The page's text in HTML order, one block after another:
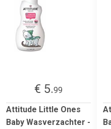
€ 5.99
Attitude Little Ones
Baby Wasverzachter -